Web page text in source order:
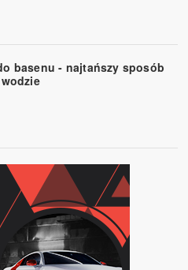
basenu - najtańszy sposób